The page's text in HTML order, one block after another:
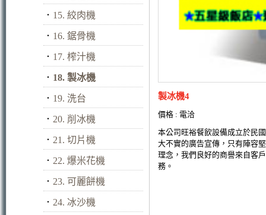
． 15. 絞肉機
． 16. 鋸骨機
． 17. 榨汁機
． 18. 製冰機
． 19. 洗台
． 20. 削冰機
． 21. 切片機
． 22. 爆米花機
． 23. 可麗餅機
． 24. 冰沙機
製冰機4
價格 : 電洽
本公司旺裕餐飲設備成立於民
大不實的廣告宣傳，只有陣容
理念，我們良好的商譽來自客
務。